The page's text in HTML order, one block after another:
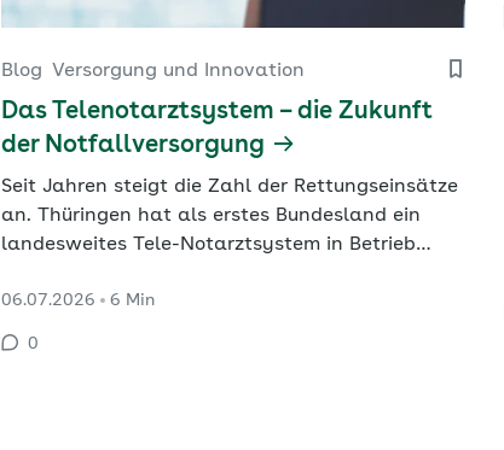
Blog Versorgung und Innovation
Das Telenotarztsystem – die Zukunft
der Notfallversorgung
Seit Jahren steigt die Zahl der Rettungseinsätze
an. Thüringen hat als erstes Bundesland ein
landesweites Tele-Notarztsystem in Betrieb
System getestet. Telenotärzte können digital
schnell am Patienten sein und Rettungskräfte
06.07.2026 6 Min
0